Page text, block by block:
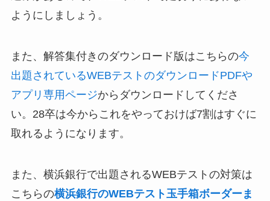
ようにしましょう。
また、解答集付きのダウンロード版はこちらの今
出題されているWEBテストのダウンロードPDFや
アプリ専用ページからダウンロードしてくださ
い。28卒は今からこれをやっておけば7割はすぐに
取れるようになります。
また、横浜銀行で出題されるWEBテストの対策は
こちらの横浜銀行のWEBテスト玉手箱ボーダーま